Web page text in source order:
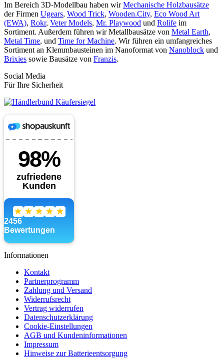
Im Bereich 3D-Modellbau haben wirMechanische Holzbausätze
der Firmen Ugears, Wood Trick, Wooden.City, Eco Wood Art
(EWA), Rokr, Veter Models, Mr. Playwood und Rolife im
Sortiment. Außerdem führen wir Metallbausätze von Metal Earth,
Metal Time, und Time for Machine. Wir führen ein umfangreiches
Sortiment an Klemmbausteinen im Nanoformat von Nanoblock und
Brixies sowie Bausätze von Franzis.
Social Media
Für Ihre Sicherheit
Informationen
Kontakt
Partnerprogramm
Zahlung und Versand
Widerrufsrecht
Vertrag widerrufen
Datenschutzerklärung
Cookie-Einstellungen
AGB und Kundeninformationen
Impressum
Hinweise zur Batterieentsorgung